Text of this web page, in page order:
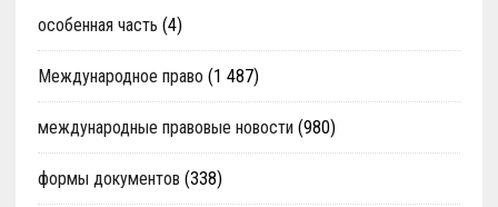
особенная часть (4)
Международное право (1 487)
международные правовые новости (980)
формы документов (338)